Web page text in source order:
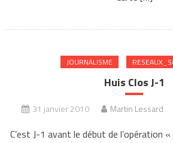
JOURNALISME
Huis Clos J-1
31 janvier 2010 Martin Lessard
C’est J-1 avant le début de l’opération